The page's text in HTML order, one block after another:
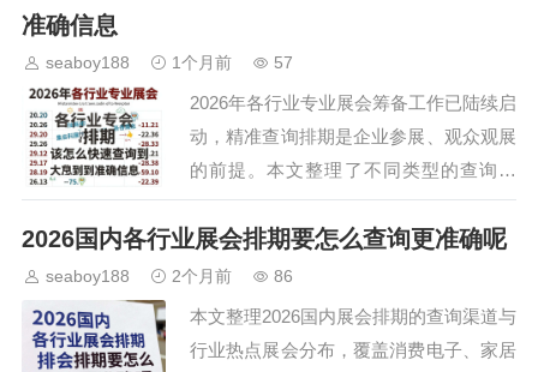
准确信息
seaboy188 1个月前 57
2026年各行业专业展会筹备工作已陆续启
动，精准查询排期是企业参展、观众观展
的前提。本文整理了不同类型的查询渠
道，分析各类渠道的优势与局限，帮助相
关从业者快速获取准确的展会信息，提前
规划参展或观展方案…
2026国内各行业展会排期要怎么查询更准确呢
seaboy188 2个月前 86
本文整理2026国内展会排期的查询渠道与
行业热点展会分布，覆盖消费电子、家居